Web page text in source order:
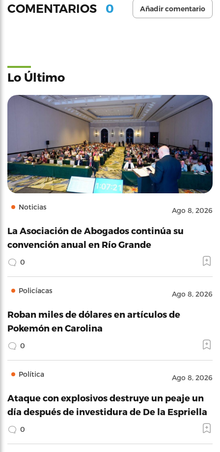
COMENTARIOS 0 Añadir comentario
Lo Último
Noticias Ago 8, 2026
La Asociación de Abogados continúa su
convención anual en Río Grande
0
Policíacas Ago 8, 2026
Roban miles de dólares en artículos de
Pokemón en Carolina
0
Política Ago 8, 2026
Ataque con explosivos destruye un peaje un
día después de investidura de De la Espriella
0